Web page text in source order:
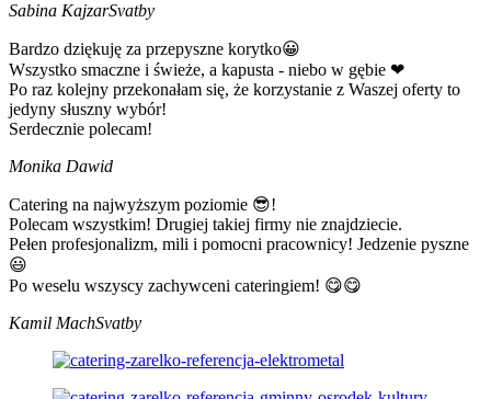
Sabina KajzarSvatby
Bardzo dziękuję za przepyszne korytko😀
Wszystko smaczne i świeże, a kapusta - niebo w gębie ❤
Po raz kolejny przekonałam się, że korzystanie z Waszej oferty to
jedyny słuszny wybór!
Serdecznie polecam!
Monika Dawid
Catering na najwyższym poziomie 😎!
Polecam wszystkim! Drugiej takiej firmy nie znajdziecie.
Pełen profesjonalizm, mili i pomocni pracownicy! Jedzenie pyszne
😃
Po weselu wszyscy zachywceni cateringiem! 😋😋
Kamil MachSvatby